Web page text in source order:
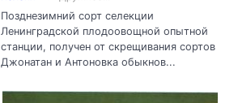
Позднезимний сорт селекции
Ленинградской плодоовощной опытной
станции, получен от скрещивания сортов
Джонатан и Антоновка обыкнов...